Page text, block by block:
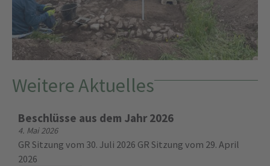
Weitere Aktuelles
Beschlüsse aus dem Jahr 2026
4. Mai 2026
GR Sitzung vom 30. Juli 2026 GR Sitzung vom 29. April
2026